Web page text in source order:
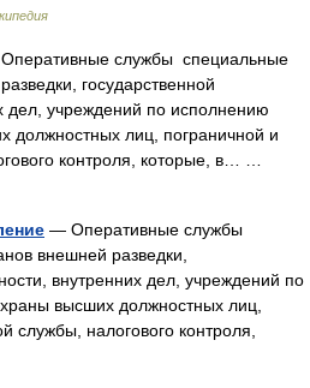
службы специальные
государственной
дел, учреждений по исполнению
должностных лиц, пограничной и
контроля, которые, в… …
— Оперативные службы
внешней разведки,
внутренних дел, учреждений по
высших должностных лиц,
службы, налогового контроля,